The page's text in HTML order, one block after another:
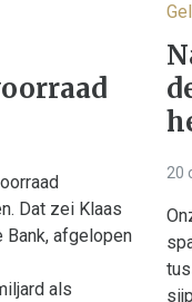
Dat zei Klaas
Bank, afgelopen
als
20